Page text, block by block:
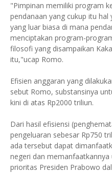
"Pimpinan memiliki program
pendanaan yang cukup itu hal
yang luar biasa di mana
menciptakan program-
filosofi yang disampaikan
itu,"ucap Romo.
Efisien anggaran yang
sebut Romo, substansinya
kini di atas Rp2000 triliun.
Dari hasil efisiensi
pengeluaran sebesar Rp750
ada tersebut dapat
negeri dan
prioritas Presiden Prabowo